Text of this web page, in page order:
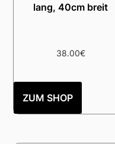
lang, 40cm breit
38.00€
ZUM SHOP